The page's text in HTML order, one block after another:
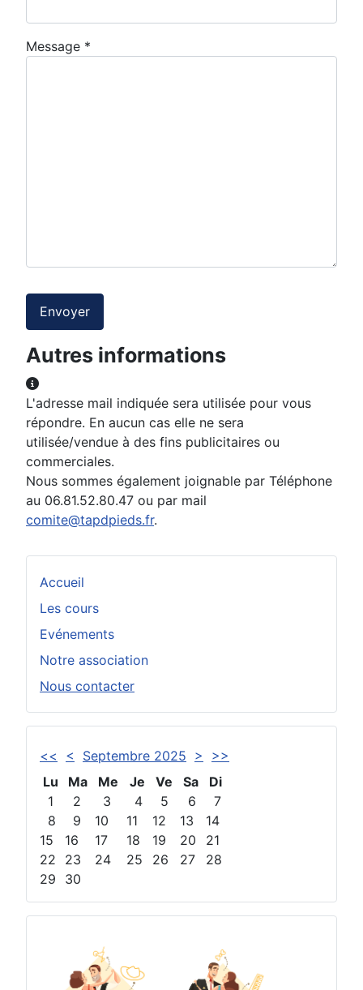
Accueil
Les cours
Evénements
Notre association
Nous contacter
<< < Septembre 2025 >
>>
Lu
Ma Me Je Ve Sa
Di
1
2 3 4 5 6
7
8
9 10 11 12 13
14
15
16 17 18 19 20
21
22
23 24 25 26 27
28
29
30
Message *
Envoyer
Autres informations
Autres informations
L'adresse mail indiquée sera utilisée pour vous
répondre. En aucun cas elle ne sera
utilisée/vendue à des fins publicitaires ou
commerciales.
Nous sommes également joignable par Téléphone
au 06.81.52.80.47 ou par mail
comite@tapdpieds.fr.